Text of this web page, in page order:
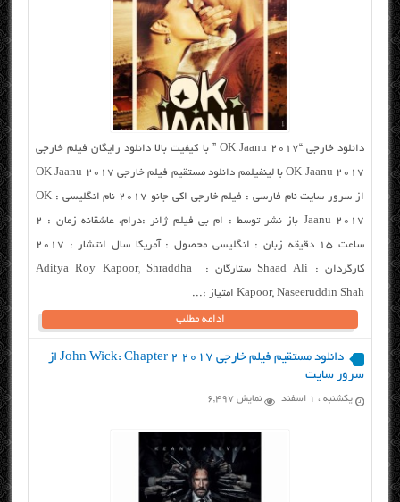
دانلود خارجی “OK Jaanu 2017 ” با کیفیت بالا دانلود رایگان فیلم خارجی
OK Jaanu 2017 با لینفیلمم دانلود مستقیم فیلم خارجی OK Jaanu 2017
از سرور سایت نام فارسی : فیلم خارجی اکی جانو ۲۰۱۷ نام انگلیسی : OK
Jaanu 2017 باز نشر توسط : ام بی فیلم ژانر :درام، عاشقانه زمان : ۲
ساعت ۱۵ دقیقه زبان : انگلیسی محصول : آمریکا سال انتشار : ۲۰۱۷
کارگردان : Shaad Ali ستارگان : Aditya Roy Kapoor, Shraddha
Kapoor, Naseeruddin Shah امتیاز :...
ادامه مطلب
دانلود مستقیم فیلم خارجی John Wick: Chapter 2 2017 از
سرور سایت
یکشنبه ، ۱ اسفند نمایش 6,497